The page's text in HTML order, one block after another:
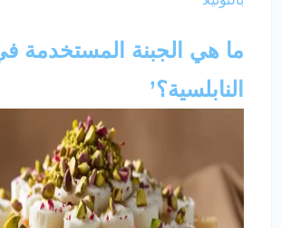
ما هي الجبنة المستخدمة
النابلسية؟’